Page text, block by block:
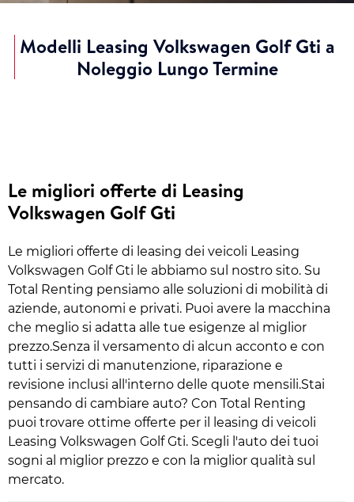
Modelli Leasing Volkswagen Golf Gti a
Noleggio Lungo Termine
Le migliori offerte di Leasing
Volkswagen Golf Gti
Le migliori offerte di leasing dei veicoli Leasing
Volkswagen Golf Gti le abbiamo sul nostro sito. Su
Total Renting pensiamo alle soluzioni di mobilità di
aziende, autonomi e privati. Puoi avere la macchina
che meglio si adatta alle tue esigenze al miglior
prezzo.Senza il versamento di alcun acconto e con
tutti i servizi di manutenzione, riparazione e
revisione inclusi all'interno delle quote mensili.Stai
pensando di cambiare auto? Con Total Renting
puoi trovare ottime offerte per il leasing di veicoli
Leasing Volkswagen Golf Gti. Scegli l'auto dei tuoi
sogni al miglior prezzo e con la miglior qualità sul
mercato.